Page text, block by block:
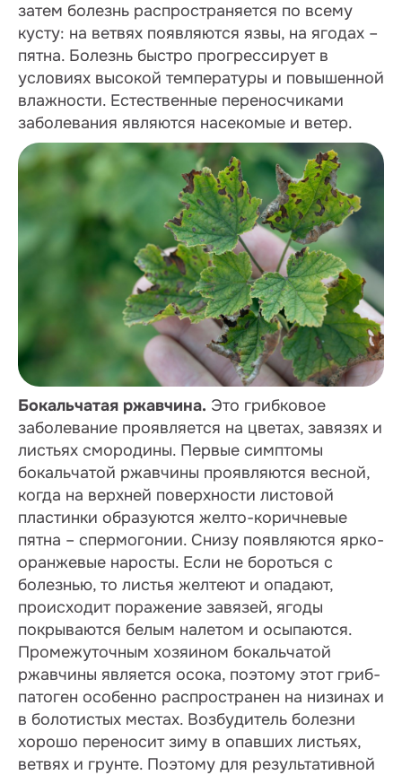
затем болезнь распространяется по всему
кусту: на ветвях появляются язвы, на ягодах –
пятна. Болезнь быстро прогрессирует в
условиях высокой температуры и повышенной
влажности. Естественные переносчиками
заболевания являются насекомые и ветер.
Бокальчатая ржавчина. Это грибковое
заболевание проявляется на цветах, завязях и
листьях смородины. Первые симптомы
бокальчатой ржавчины проявляются весной,
когда на верхней поверхности листовой
пластинки образуются желто-коричневые
пятна – спермогонии. Снизу появляются ярко-
оранжевые наросты. Если не бороться с
болезнью, то листья желтеют и опадают,
происходит поражение завязей, ягоды
покрываются белым налетом и осыпаются.
Промежуточным хозяином бокальчатой
ржавчины является осока, поэтому этот гриб-
патоген особенно распространен на низинах и
в болотистых местах. Возбудитель болезни
хорошо переносит зиму в опавших листьях,
ветвях и грунте. Поэтому для результативной